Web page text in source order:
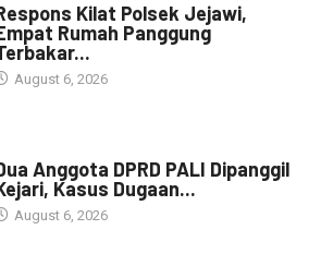
Kilat Polsek Jejawi,
Rumah Panggung
August 6, 2026
Anggota DPRD PALI Dipanggil
Kasus Dugaan...
August 6, 2026